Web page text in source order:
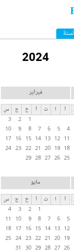
(علامة التبويب النشطة)
2024
فبراير
أ ا ث أ خ ج
س
1
2
3
4
5
6
7
8
9
10
11
12
13
14
15
16
17
18
19
20
21
22
23
24
25
26
27
28
29
مايو
أ ا ث أ خ ج
س
1
2
3
4
5
6
7
8
9
10
11
12
13
14
15
16
17
18
19
20
21
22
23
24
25
26
27
28
29
30
31